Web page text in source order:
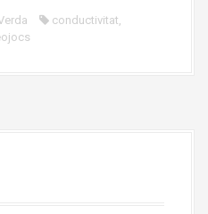
conductivitat